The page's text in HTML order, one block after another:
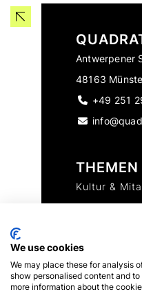
Antwerpener
48163
 +49 251

THEMEN
Kultur &
Referenzen
SOCIAL
Facebook
Instagram
We use cookies
We may place these for analysis
show personalised content and
more information about the